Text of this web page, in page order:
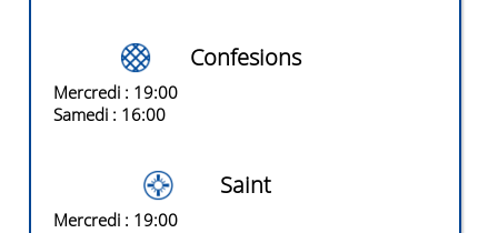
Confesions
Mercredi : 19:00
Samedi : 16:00
Saint
Mercredi : 19:00